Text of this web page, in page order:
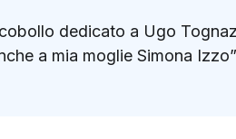
dedicato a Ugo
a mia moglie Simona Izzo”